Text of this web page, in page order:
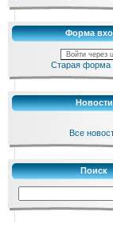
Форма
Войти через
Старая форма
Новости
Все
Поиск